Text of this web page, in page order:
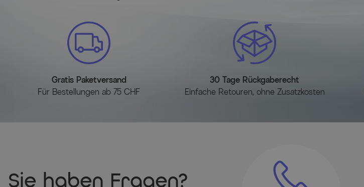
Gratis Paketversand
Für Bestellungen ab 75 CHF
30 Tage Rückgaberecht
Einfache Retouren, ohne Zusatzkosten
Sie haben Fragen?